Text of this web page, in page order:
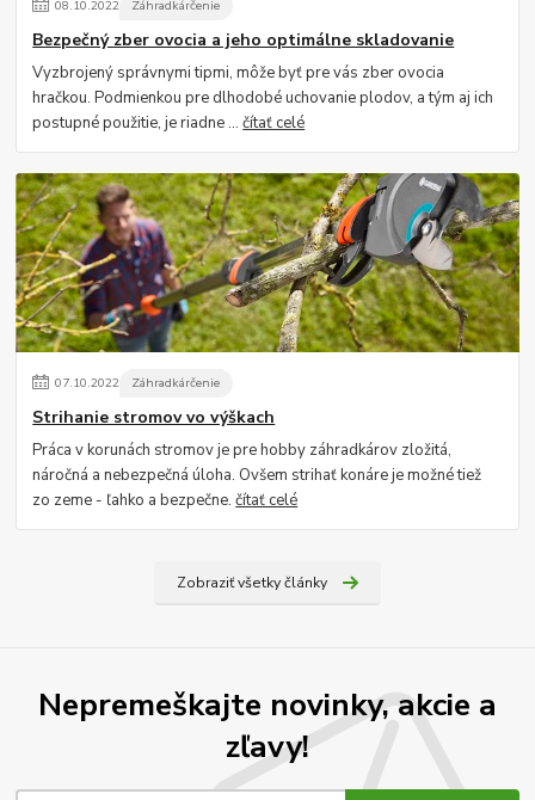
08.10.2022 Záhradkárčenie
Bezpečný zber ovocia a jeho optimálne skladovanie
Vyzbrojený správnymi tipmi, môže byť pre vás zber ovocia
hračkou. Podmienkou pre dlhodobé uchovanie plodov, a tým aj ich
postupné použitie, je riadne ...čítať celé
07.10.2022 Záhradkárčenie
Strihanie stromov vo výškach
Práca v korunách stromov je pre hobby záhradkárov zložitá,
náročná a nebezpečná úloha. Ovšem strihať konáre je možné tiež
zo zeme - ľahko a bezpečne.čítať celé
Zobraziť všetky články
Nepremeškajte novinky, akcie a
zľavy!